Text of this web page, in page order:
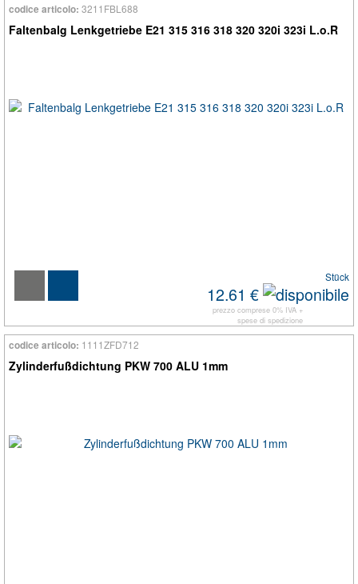
codice articolo: 3211FBL688
Faltenbalg Lenkgetriebe E21 315 316 318 320 320i 323i L.o.R
Stück
12.61 €
prezzo comprese 0% IVA +
spese di spedizione
codice articolo: 1111ZFD712
Zylinderfußdichtung PKW 700 ALU 1mm